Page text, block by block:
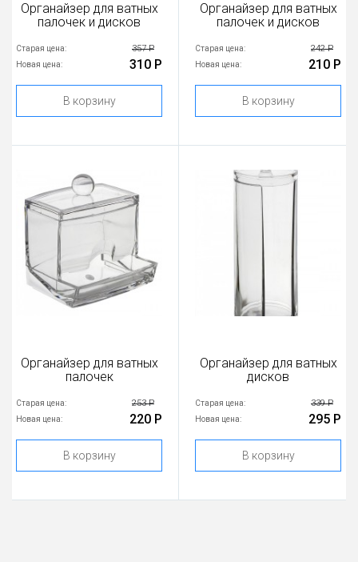
Органайзер для ватных
палочек и дисков
Старая цена: 357 Р
Новая цена: 310 Р
В корзину
Органайзер для ватных
палочек и дисков
Старая цена: 242 Р
Новая цена: 210 Р
В корзину
Органайзер для ватных
палочек
Старая цена: 253 Р
Новая цена: 220 Р
В корзину
Органайзер для ватных
дисков
Старая цена: 339 Р
Новая цена: 295 Р
В корзину